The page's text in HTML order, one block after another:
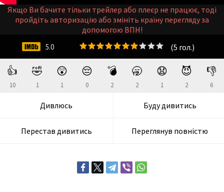
👍
10
🤣
1
😲
1
😔
0
💣
2
🥱
2
😧
1
😈
2
👎
6
Дивлюсь Буду дивитись
Перестав дивитись Переглянув повністю
(5 гол.)
5.0
Якщо Ви бачите тільки трейлер або плеєр не працює, тоді
пройдіть авторизацію або змініть країну перегляду за
допомогою ВПН!